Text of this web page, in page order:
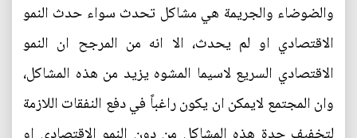
والضوضاء والجريمة هي مشاكل تحدث سواء حدث النمو
الاقتصادي او لم يحدث، الا انه من المرجح ان النمو
الاقتصادي السريع لاسيما المشوه يزيد من هذه المشاكل،
وان المجتمع لايمكن ان يكون راغباً في دفع النفقات اللازمة